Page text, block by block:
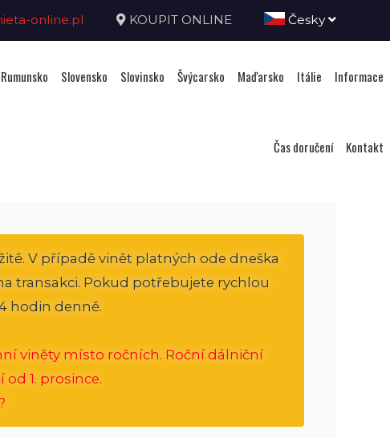
online.pl KOUPIT ONLINE Česky
Rumunsko Slovensko Slovinsko Švýcarsko Maďarsko Itálie Informace
Čas doručení Kontakt
V případě vinět platných ode dneška
transakci. Pokud potřebujete rychlou
hodin denně.
viněty místo ročních. Roční dálniční
1. prosince.